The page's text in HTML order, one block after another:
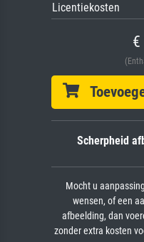
Licentiekosten
€
Scherpheid
Mocht u
wensen, of een
afbeelding, dan
zonder extra kosten